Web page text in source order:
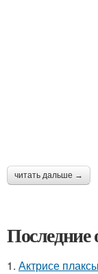
читать дальше →
Последние
1. Актрисе